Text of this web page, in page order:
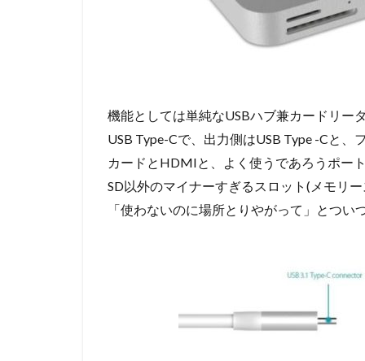
機能としては単純なUSBハブ兼カードリー
USB Type-Cで、出力側はUSB Type -Cと
カードとHDMIと、よく使うであろうポー
SD以外のマイナーすぎるスロット(メモリ
「使わないのに場所とりやがって」とつい